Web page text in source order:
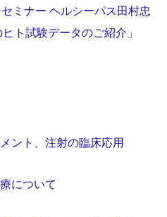
ミナー ヘルシーパス田村忠
ト試験データのご紹介」
ント、注射の臨床応用
について